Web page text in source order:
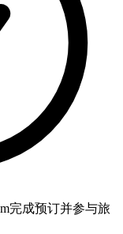
完成预订并参与旅